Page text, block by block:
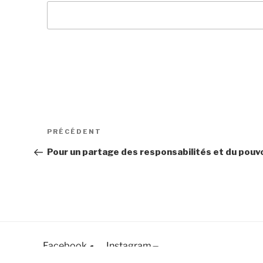
Navigation
de
Article
PRÉCÉDENT
Pour un partage des responsabilités et du
Facebook Instagram